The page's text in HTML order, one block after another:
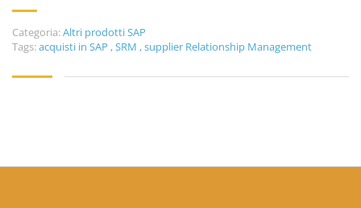
Categoria:Altri prodotti SAP
Tags:acquisti in SAP ,SRM ,supplier Relationship Management